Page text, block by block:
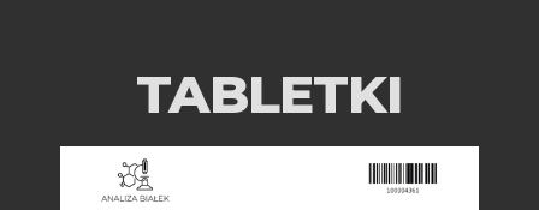
TABLETKI